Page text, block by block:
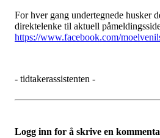
For hver gang undertegnede husker
direktelenke til aktuell
https://www.facebook.com/
- tidtakerassistenten -
Logg inn for å skrive en